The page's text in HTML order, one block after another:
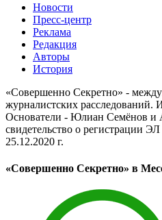
Новости
Пресс-центр
Реклама
Редакция
Авторы
История
«Совершенно Секретно» -
журналистских расследований.
Основатели - Юлиан Семёнов
свидетельство о регистрации
25.12.2020 г.
«Совершенно Секретно» в